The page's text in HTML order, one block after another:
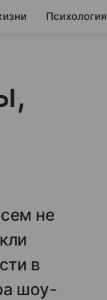
Психология
не
в
шоу-